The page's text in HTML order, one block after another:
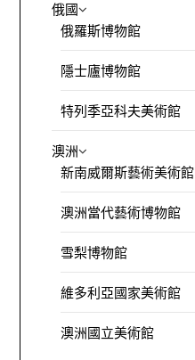
俄國
俄羅斯博物館
隱士廬博物館
特列季亞科夫美術館
澳洲
新南威爾斯藝術美術館
澳洲當代藝術博物館
雪梨博物館
維多利亞國家美術館
澳洲國立美術館